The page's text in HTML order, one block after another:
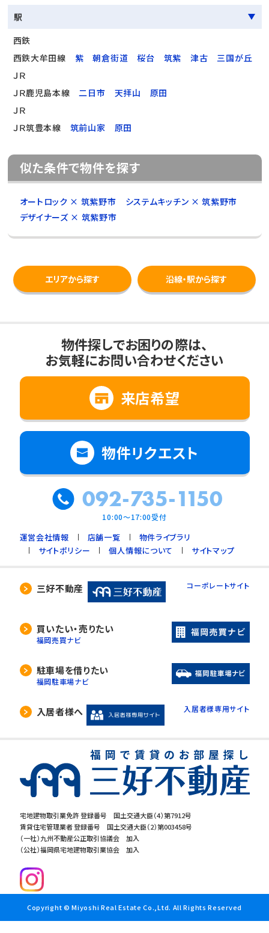
駅
西鉄
西鉄大牟田線
紫 朝倉街道 桜台 筑紫 津古
三国が丘
ＪＲ
ＪＲ鹿児島本線
二日市 天拝山
原田
ＪＲ
ＪＲ筑豊本線
筑前山家 原田
似た条件で物件を探す
オートロック × 筑紫野市
システムキッチン × 筑紫野市
デザイナーズ × 筑紫野市
エリアから探す 沿線・駅から探す
宅地建物取引業免許 登録番号 国土交通大臣（4）第7912号
賃貸住宅管理業者 登録番号 国土交通大臣（2）第003458号
（一社）九州不動産公正取引協議会 加入
（公社）福岡県宅地建物取引業協会 加入
物件探しでお困りの際は、
お気軽にお問い合わせください
来店希望
物件リクエスト
092-735-1150
10:00～17:00受付
運営会社情報 店舗一覧
物件ライブラリ
サイトポリシー
個人情報について サイトマップ
三好不動産 コーポレートサイト
買いたい・売りたい
福岡売買ナビ
駐車場を借りたい
福岡駐車場ナビ
入居者様へ 入居者様専用サイト
Copyright © Miyoshi Real Estate Co.,Ltd. All Rights Reserved